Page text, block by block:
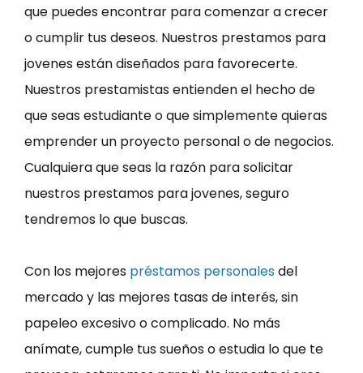
que puedes encontrar para comenzar a crecer
o cumplir tus deseos. Nuestros prestamos para
jovenes están diseñados para favorecerte.
Nuestros prestamistas entienden el hecho de
que seas estudiante o que simplemente quieras
emprender un proyecto personal o de negocios.
Cualquiera que seas la razón para solicitar
nuestros prestamos para jovenes, seguro
tendremos lo que buscas.
Con los mejores préstamos personales del
mercado y las mejores tasas de interés, sin
papeleo excesivo o complicado. No más
anímate, cumple tus sueños o estudia lo que te